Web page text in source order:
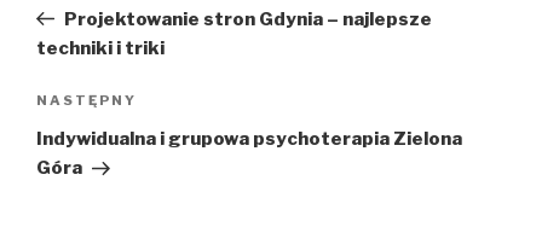
wpisProjektowanie stron Gdynia – najlepsze
techniki i triki
Następny
wpis
NASTĘPNY
Indywidualna i grupowa psychoterapia Zielona
Góra